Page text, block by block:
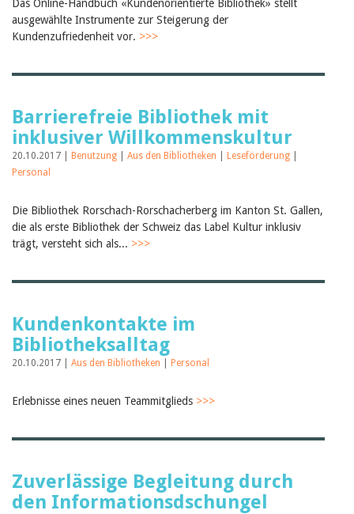
Das Online-Handbuch «Kundenorientierte Bibliothek» stellt
ausgewählte Instrumente zur Steigerung der
Kundenzufriedenheit vor. >>>
Barrierefreie Bibliothek mit
inklusiver Willkommenskultur
20.10.2017 | Benutzung Aus den Bibliotheken Leseförderung
Personal
Die Bibliothek Rorschach-Rorschacherberg im Kanton St. Gallen,
die als erste Bibliothek der Schweiz das Label Kultur inklusiv
trägt, versteht sich als... >>>
Kundenkontakte im
Bibliotheksalltag
20.10.2017 | Aus den Bibliotheken Personal
Erlebnisse eines neuen Teammitglieds >>>
Zuverlässige Begleitung durch
den Informationsdschungel